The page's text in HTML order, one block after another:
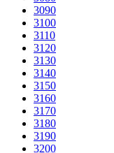
3090
3100
3110
3120
3130
3140
3150
3160
3170
3180
3190
3200